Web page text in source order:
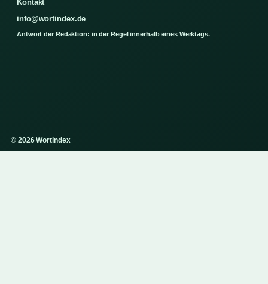
Kontakt
info@wortindex.de
Antwort der Redaktion: in der Regel innerhalb eines Werktags.
© 2026 Wortindex